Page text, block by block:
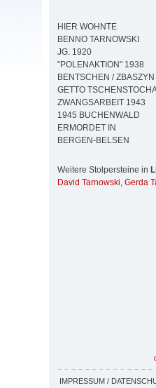
HIER WOHNTE
BENNO TARNOWSKI
JG. 1920
"POLENAKTION" 1938
BENTSCHEN / ZBASZYN
GETTO
ZWANGSARBEIT 1943
1945 BUCHENWALD
ERMORDET IN
BERGEN-BELSEN
Weitere Stolpersteine in
David Tarnowski, Gerda
IMPRESSUM /